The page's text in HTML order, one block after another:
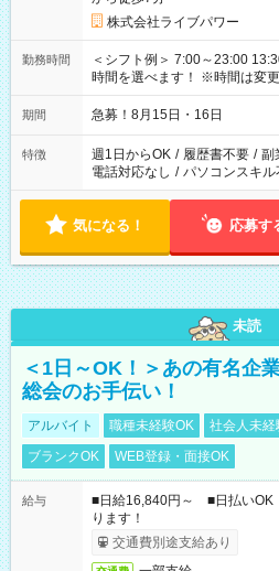
株式会社ライブパワー
勤務時間
＜シフト例＞ 7:00～23:00 13:30～22:00 上記の
時間を選べます！ ※時間は変
期間 急募！8月15日・16日
特徴 週1日からOK / 履歴書不要 / 副
電話対応なし / パソコンスキル
気になる！ 応募す
未読
＜1日～OK！＞あの有名企
総会のお手伝い！
アルバイト 職種未経験OK 社会人未経
ブランクOK
WEB登録・面接OK
給与
■日給16,840円～ ■日払い
ります！
交通費別途支給あり